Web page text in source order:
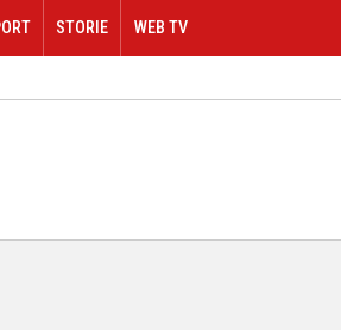
STORIE WEB TV